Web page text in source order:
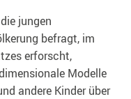
jungen
befragt, im
erforscht,
Modelle
andere Kinder über